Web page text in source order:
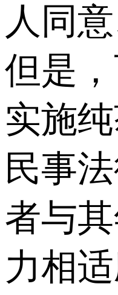
人同
但是
实施
民事
者与
力相